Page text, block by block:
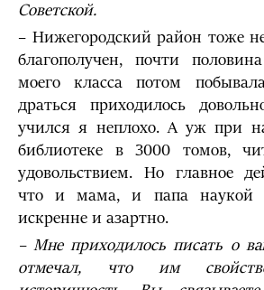
Советской.
– Нижегородский район тоже
благополучен, почти
моего класса потом
драться приходилось
учился я неплохо. А уж при
библиотеке в 3000 томов,
удовольствием. Но главное
что и мама, и папа наукой
искренне и азартно.
– Мне приходилось писать о
отмечал, что им